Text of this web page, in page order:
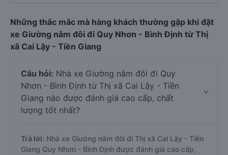
Những thắc mắc mà hàng khách thường gặp khi đặt
xe Giường nằm đôi đi Quy Nhơn - Bình Định từ Thị
xã Cai Lậy - Tiền Giang
Câu hỏi: Nhà xe Giường nằm đôi đi Quy
Nhơn - Bình Định từ Thị xã Cai Lậy - Tiền
Giang nào được đánh giá cao cấp, chất
lượng tốt nhất?
Trả lời: Nhà xe Giường nằm đôi đi Thị xã Cai Lậy - Tiền
Giang Quy Nhơn - Bình Định được đánh giá cao cấp,